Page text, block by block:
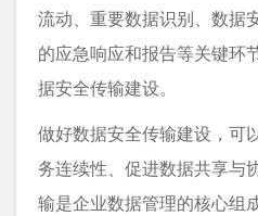
流动、重要数据识别、数据
的应急响应和报告等关键环
据安全传输建设。
做好数据安全传输建设，可
务连续性、促进数据共享与
输是企业数据管理的核心组